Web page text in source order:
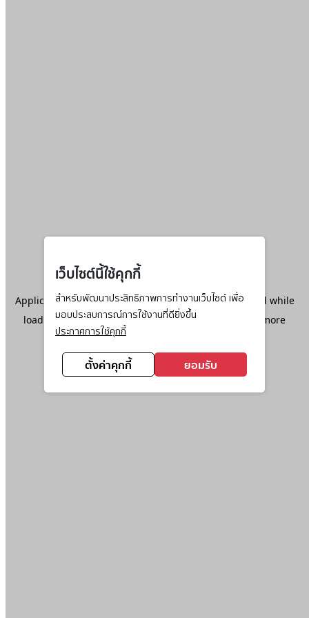
เว็บไซต์นี้ใช้คุกกี้
สำหรับพัฒนาประสิทธิภาพการทำงานเว็บไซต์ เพื่อ
มอบประสบการณ์การใช้งานที่ดียิ่งขึ้น
ประกาศการใช้คุกกี้
ตั้งค่าคุกกี้ ยอมรับ
Application error: aclient-side exception has occurred while
loadingwww.ktc.co.th(see the browser console
for more
information).